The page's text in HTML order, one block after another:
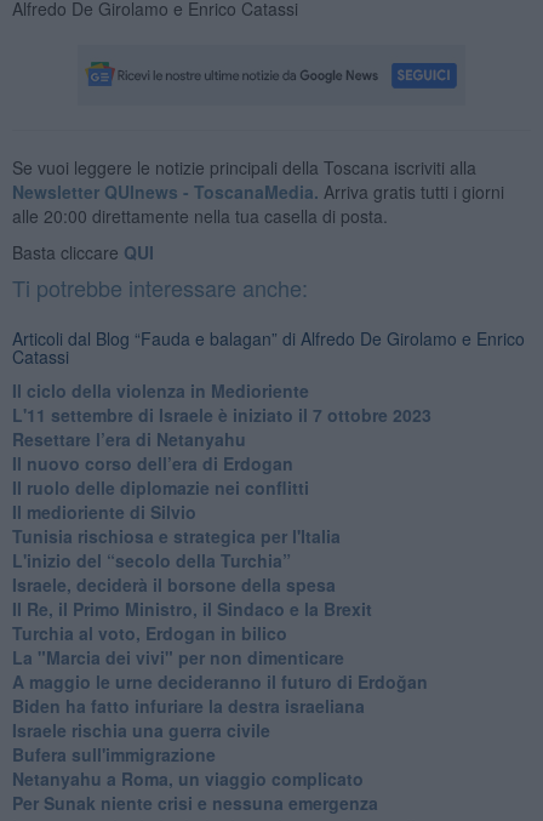
Alfredo De Girolamo e Enrico Catassi
Se vuoi leggere le notizie principali della Toscana iscriviti alla
Newsletter QUInews - ToscanaMedia. Arriva gratis tutti i giorni
alle 20:00 direttamente nella tua casella di posta.
Basta cliccare QUI
Ti potrebbe interessare anche:
Articoli dal Blog “Fauda e balagan” di Alfredo De Girolamo e Enrico
Catassi
Il ciclo della violenza in Medioriente
L'11 settembre di Israele è iniziato il 7 ottobre 2023
Resettare l’era di Netanyahu
​Il nuovo corso dell’era di Erdogan
Il ruolo delle diplomazie nei conflitti
Il medioriente di Silvio
Tunisia rischiosa e strategica per l'Italia
L'inizio del “secolo della Turchia”
Israele, deciderà il borsone della spesa
Il Re, il Primo Ministro, il Sindaco e la Brexit
Turchia al voto, Erdogan in bilico
La "Marcia dei vivi" per non dimenticare
A maggio le urne decideranno il futuro di Erdoğan
Biden ha fatto infuriare la destra israeliana
Israele rischia una guerra civile
Bufera sull'immigrazione
Netanyahu a Roma, un viaggio complicato
Per Sunak niente crisi e nessuna emergenza